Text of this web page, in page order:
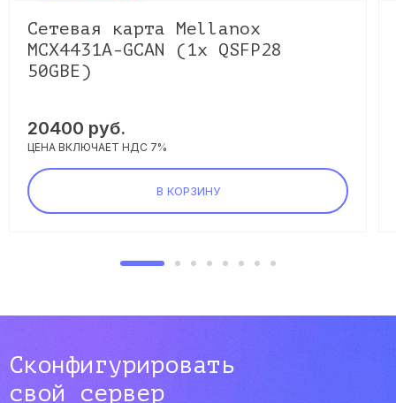
Сетевая карта Mellanox
MCX4431A-GCAN (1x QSFP28
50GBE)
20400 руб.
ЦЕНА ВКЛЮЧАЕТ НДС 7%
В КОРЗИНУ
Сконфигурировать
свой сервер